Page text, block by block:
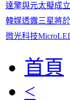
達擎與元太擬成
韓媒透露三星將
微光科技
首頁
<